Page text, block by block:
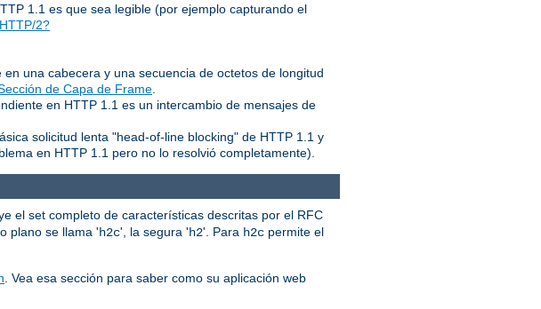
1.1 es que sea legible (por ejemplo capturando el
2?
una cabecera y una secuencia de octetos de longitud
de Capa de Frame
en HTTP 1.1 es un intercambio de mensajes de
solicitud lenta "head-of-line blocking" de HTTP 1.1 y
en HTTP 1.1 pero no lo resolvió completamente).
el set completo de características descritas por el RFC
plano se llama 'h2c', la segura 'h2'. Para h2c permite el
. Vea esa sección para saber como su aplicación web